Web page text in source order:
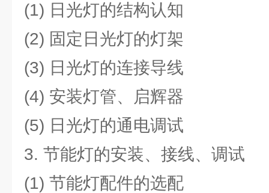
(1) 日光灯的结构认知
(2) 固定日光灯的灯架
(3) 日光灯的连接导线
(4) 安装灯管、启辉器
(5) 日光灯的通电调试
3. 节能灯的安装、接线、调试
(1) 节能灯配件的选配